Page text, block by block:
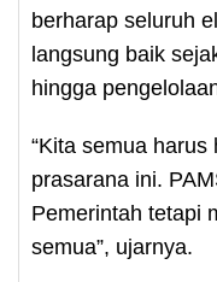
berharap seluruh
langsung baik
hingga
“Kita semua
prasarana ini.
Pemerintah tetapi
semua”, ujarnya.